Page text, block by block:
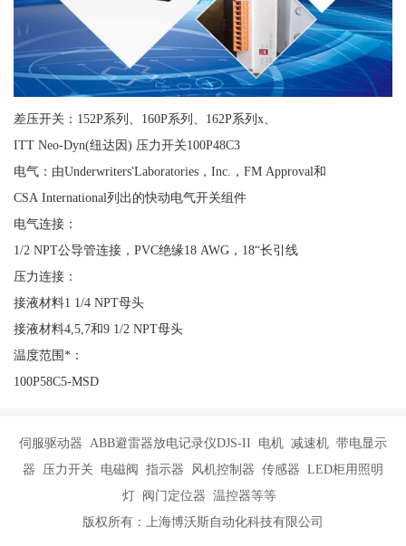
差压开关：152P系列、160P系列、162P系列x、
ITT Neo-Dyn(纽达因) 压力开关100P48C3
电气：由Underwriters'Laboratories，Inc.，FM Approval和
CSA International列出的快动电气开关组件
电气连接：
1/2 NPT公导管连接，PVC绝缘18 AWG，18“长引线
压力连接：
接液材料1 1/4 NPT母头
接液材料4,5,7和9 1/2 NPT母头
温度范围*：
100P58C5-MSD
伺服驱动器 ABB避雷器放电记录仪DJS-II 电机 减速机 带电显示
器 压力开关 电磁阀 指示器 风机控制器 传感器 LED柜用照明
灯 阀门定位器 温控器等等
版权所有：上海博沃斯自动化科技有限公司